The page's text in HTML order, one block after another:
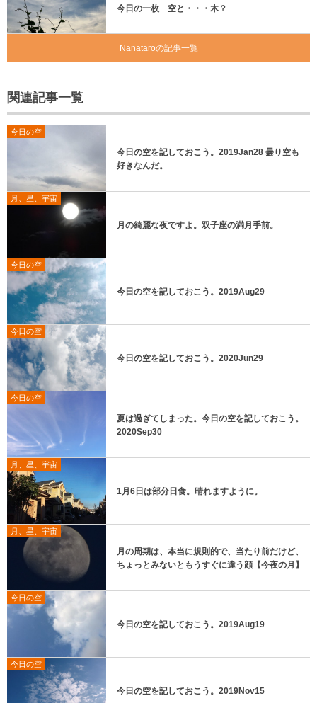
今日の一枚 空と・・・木？
Nanataroの記事一覧
関連記事一覧
今日の空
今日の空を記しておこう。2019Jan28 曇り空も
好きなんだ。
月、星、宇宙
月の綺麗な夜ですよ。双子座の満月手前。
今日の空
今日の空を記しておこう。2019Aug29
今日の空
今日の空を記しておこう。2020Jun29
今日の空
夏は過ぎてしまった。今日の空を記しておこう。
2020Sep30
月、星、宇宙
1月6日は部分日食。晴れますように。
月、星、宇宙
月の周期は、本当に規則的で、当たり前だけど、
ちょっとみないともうすぐに違う顔【今夜の月】
今日の空
今日の空を記しておこう。2019Aug19
今日の空
今日の空を記しておこう。2019Nov15